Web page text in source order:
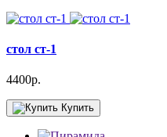
стол ст-1
4400р.
Купить